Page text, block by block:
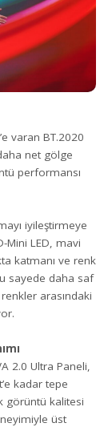
varan BT.2020
net gölge
performansı
iyileştirmeye
Mini LED, mavi
katmanı ve renk
sayede daha saf
arasındaki
2.0 Ultra Paneli,
kadar tepe
görüntü kalitesi
üst